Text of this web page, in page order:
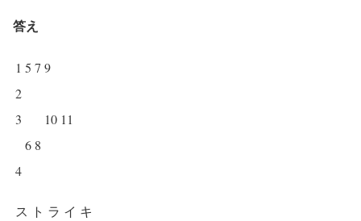
答え
1 5 7 9
2
3
10 11
6 8
4
ス ト ラ イ キ